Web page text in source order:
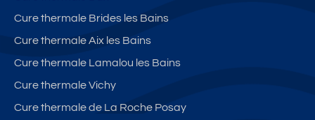
Cure thermale Brides les Bains
Cure thermale Aix les Bains
Cure thermale Lamalou les Bains
Cure thermale Vichy
Cure thermale de La Roche Posay